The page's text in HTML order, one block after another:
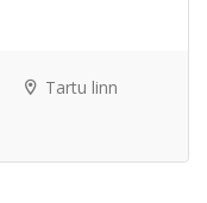
Tartu linn